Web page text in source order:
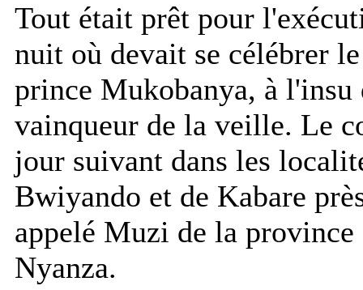
Tout était prêt pour
nuit où devait se célébrer
prince Mukobanya, à l'insu
vainqueur de la veille. Le
jour suivant dans les
Bwiyando et de Kabare
appelé Muzi de la
Nyanza.